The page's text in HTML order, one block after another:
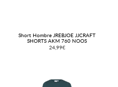
Short Hombre JREBJOE JJCRAFT
SHORTS AKM 760 NOOS
24,99€